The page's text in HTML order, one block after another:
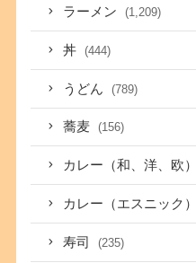
ラーメン (1,209)
丼 (444)
うどん (789)
蕎麦 (156)
カレー（和、洋、欧）
カレー（エスニック）
寿司 (235)